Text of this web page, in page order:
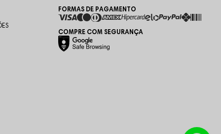
FORMAS DE PAGAMENTO
COMPRE COM SEGURANÇA